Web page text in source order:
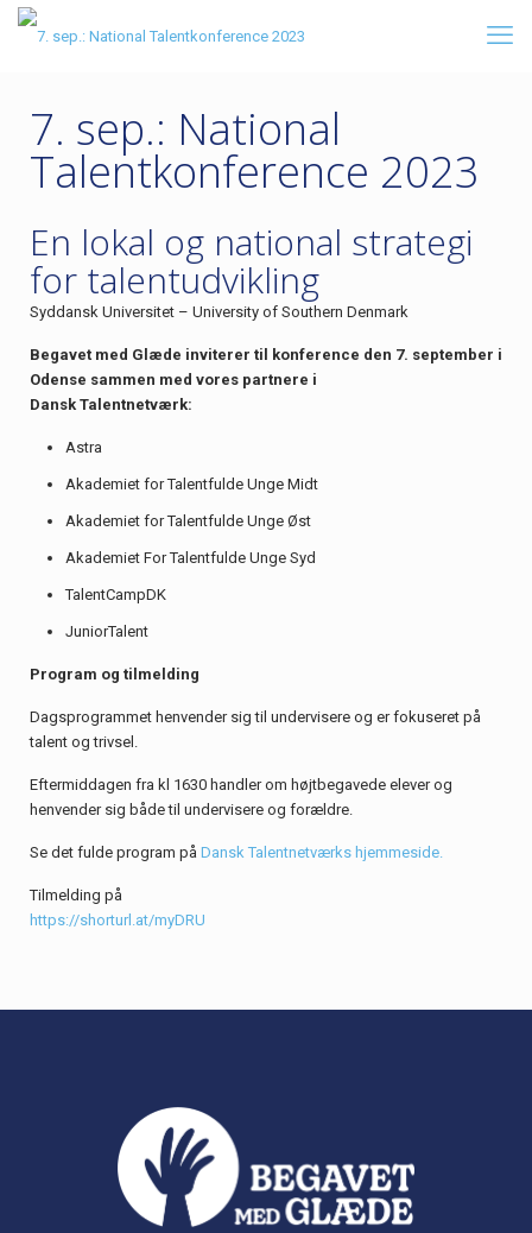
7. sep.: National
Talentkonference 2023
En lokal og national strategi
for talentudvikling
Syddansk Universitet – University of Southern Denmark
Begavet med Glæde inviterer til konference den 7. september i
Odense sammen med vores partnere i
Dansk Talentnetværk:
Astra
Akademiet for Talentfulde Unge Midt
Akademiet for Talentfulde Unge Øst
Akademiet For Talentfulde Unge Syd
TalentCampDK
JuniorTalent
Program og tilmelding
Dagsprogrammet henvender sig til undervisere og er fokuseret på
talent og trivsel.
Eftermiddagen fra kl 1630 handler om højtbegavede elever og
henvender sig både til undervisere og forældre.
Se det fulde program på Dansk Talentnetværks hjemmeside.
Tilmelding på
https://shorturl.at/myDRU